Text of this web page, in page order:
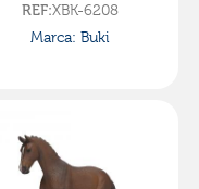
REF:XBK-6208
Marca: Buki